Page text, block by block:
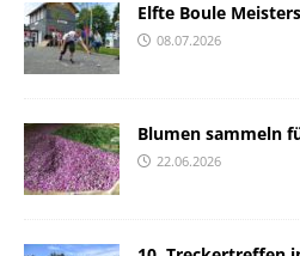
Elfte Boule
08.07.2026
Blumen sammeln
22.06.2026